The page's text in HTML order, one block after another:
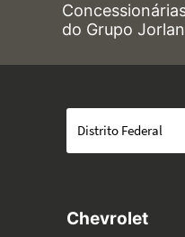
do Grupo Jorlan
Chevrolet